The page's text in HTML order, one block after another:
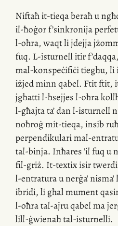
Niftaħit-tieqaberaħ u
il-ħoġorf’sinkronija
l-oħra, waqt li jdejja
fuq. L-isturnellitir
mal-konspeċifiċitiegħu, li
iżjed minn qabel. Ftit ftit,
jgħattil-ħsejjesl-oħra
l-għajtata’ danl-isturnell
noħroġmit-tieqa, insib
perpendikularimal-
tal-binja. Inħares ’il fuq u
fil-griż. It-textixisir
l-entraturau nerġa’ nisma’
ibridi, li għal mument
l-oħratal-ajruqabel ma
lill-ġwienaħtal-isturnelli.